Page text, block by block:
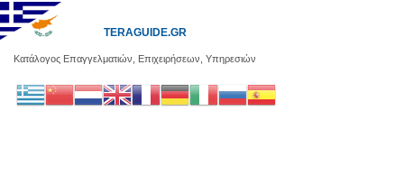
Κατάλογος Επαγγελματιών, Επιχειρήσεων, Υπηρεσιών
TERAGUIDE.GR